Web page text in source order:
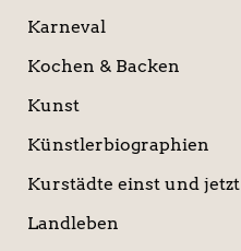
Karneval
Kochen & Backen
Kunst
Künstlerbiographien
Kurstädte einst und jetzt
Landleben